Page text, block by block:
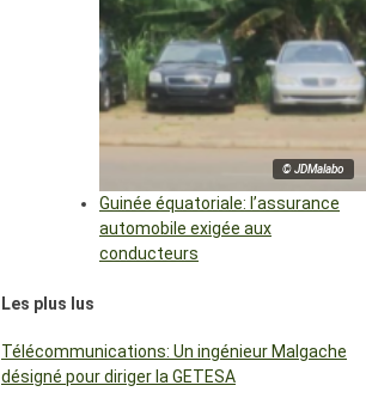
© JDMalabo
Guinée équatoriale: l’assurance
automobile exigée aux
conducteurs
Les plus lus
Télécommunications: Un ingénieur Malgache
désigné pour diriger la GETESA